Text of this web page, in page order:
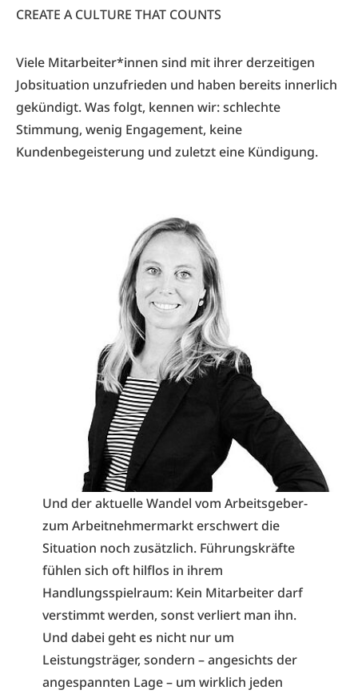
CREATE A CULTURE THAT COUNTS
Viele Mitarbeiter*innen sind mit ihrer derzeitigen
Jobsituation unzufrieden und haben bereits innerlich
gekündigt. Was folgt, kennen wir: schlechte
Stimmung, wenig Engagement, keine
Kundenbegeisterung und zuletzt eine Kündigung.
Und der aktuelle Wandel vom Arbeitsgeber-
zum Arbeitnehmermarkt erschwert die
Situation noch zusätzlich. Führungskräfte
fühlen sich oft hilflos in ihrem
Handlungsspielraum: Kein Mitarbeiter darf
verstimmt werden, sonst verliert man ihn.
Und dabei geht es nicht nur um
Leistungsträger, sondern – angesichts der
angespannten Lage – um wirklich jeden